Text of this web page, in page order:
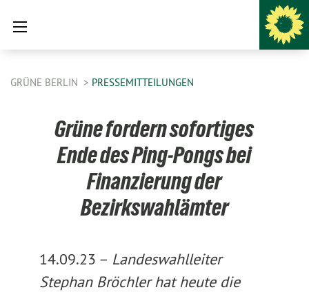
GRÜNE BERLIN PRESSEMITTEILUNGEN
Grüne fordern sofortiges
Ende des Ping-Pongs bei
Finanzierung der
Bezirkswahlämter
14.09.23 – Landeswahlleiter
Stephan Bröchler hat heute die